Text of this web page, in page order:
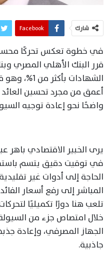
شارك Facebook
في خطوة تعكس تحركًا
قرر البنك الأهلي المصري
الشهادات
أعمق من مجرد تحسين
واضحًا نحو إعادة توجيه
يرى الخبير الاقتصادي باهر
في توقيت دقيق يتسم
الحاجة إلى أدوات غير
المباشر إلى رفع أسعار
تلعب هنا دورًا تكميليًا
خلال امتصاص جزء من السيولة
الجهاز المصرفي، وإعادة
جاذبية.